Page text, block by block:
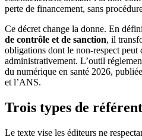
perte de financement, sans
Ce décret change la donne. En
de contrôle et de sanction, il
obligations dont le non-respect peut
administrativement. L’outil
du numérique en santé 2026,
et l’ANS.
Trois types de
Le texte vise les éditeurs ne